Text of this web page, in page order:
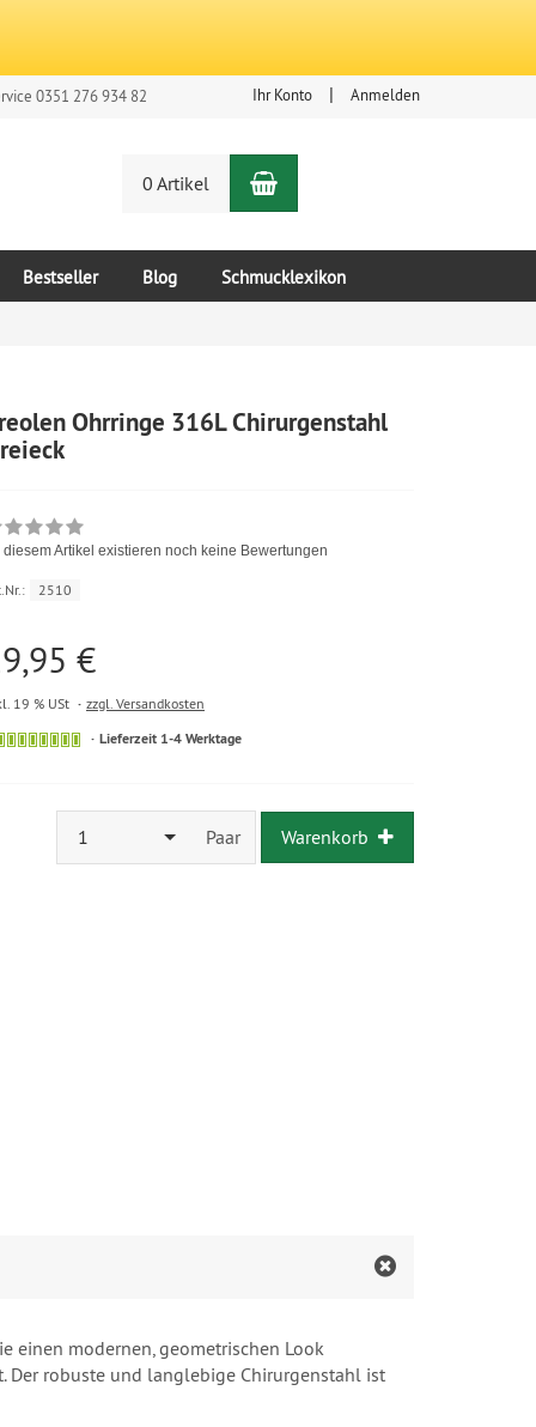
0351 276 934 82 Ihr Konto Anmelden
0 Artikel Warenkorb
Bestseller Blog Schmucklexikon
Ohrringe 316L Chirurgenstahl
diesem Artikel existieren noch keine Bewertungen
2510
€
19 % USt zzgl. Versandkosten
Lieferzeit 1-4 Werktage
1 Paar Warenkorb
einen modernen, geometrischen Look
Der robuste und langlebige Chirurgenstahl ist